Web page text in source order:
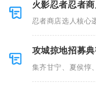
火影忍者忍者
忍者商店选人核心
攻城掠地招募
集齐甘宁、夏侯惇